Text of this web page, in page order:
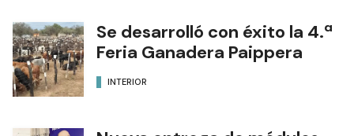
Se desarrolló con éxito la 4.ª
Feria Ganadera Paippera
INTERIOR